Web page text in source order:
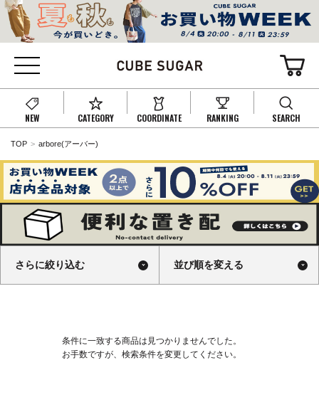
NEW CATEGORY COORDINATE RANKING SEARCH
TOP arbore(アーバー)
さらに絞り込む 並び順を変える
条件に一致する商品は見つかりませんでした。
お手数ですが、検索条件を変更してください。